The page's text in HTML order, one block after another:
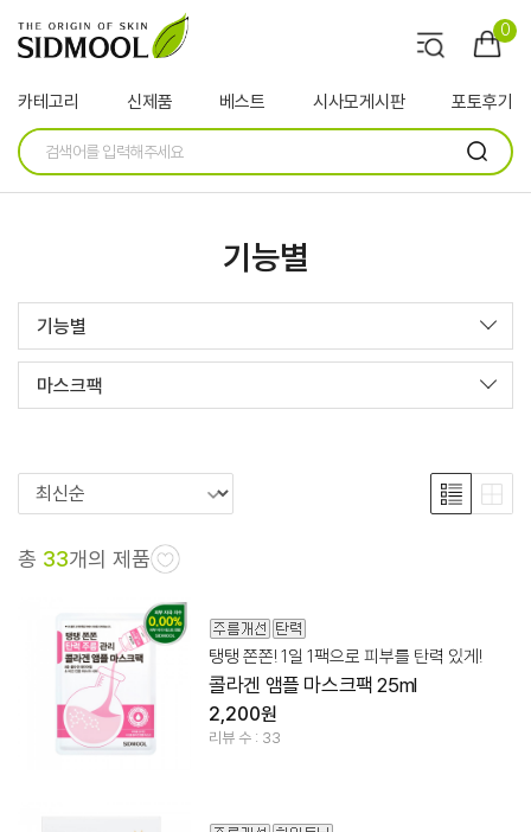
0
카테고리 신제품 베스트 시사모게시판 포토후기
기능별
기능별
마스크팩
총 33개의 제품
탱탱 쫀쫀! 1일 1팩으로 피부를 탄력 있게!
콜라겐 앰플 마스크팩 25ml
2,200원
리뷰 수 : 33